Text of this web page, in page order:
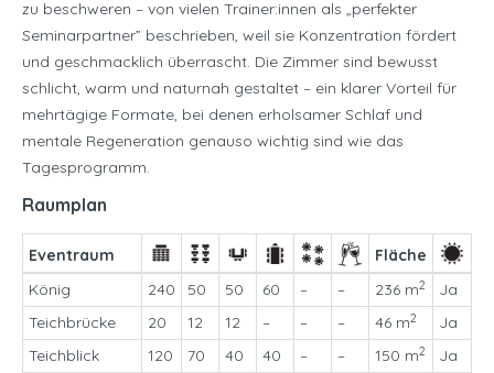
zu beschweren – von vielen Trainer:innen als „perfekter
Seminarpartner” beschrieben, weil sie Konzentration fördert
und geschmacklich überrascht. Die Zimmer sind bewusst
schlicht, warm und naturnah gestaltet – ein klarer Vorteil für
mehrtägige Formate, bei denen erholsamer Schlaf und
mentale Regeneration genauso wichtig sind wie das
Tagesprogramm.
Raumplan
Eventraum
Fläche
König
240 50 50 60 – – 236 m2
Ja
Teichbrücke
20 12 12 – – – 46 m2
Ja
Teichblick
120 70 40 40 – – 150 m2
Ja